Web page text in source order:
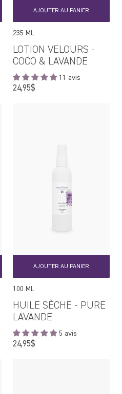
AJOUTER AU PANIER
235 ML
LOTION VELOURS -
COCO & LAVANDE
11 avis
24,95$Prix
AJOUTER AU PANIER
100 ML
HUILE SÈCHE - PURE
LAVANDE
5 avis
24,95$Prix